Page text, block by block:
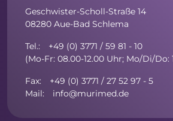
Geschwister-Scholl-Straße 14
08280 Aue-Bad Schlema
Tel.: +49 (0) 3771 / 59 81 - 10
(Mo-Fr: 08.00-12.00 Uhr; Mo/Di/Do:
Fax: +49 (0) 3771 / 27 52 97 - 5
Mail: info@murimed.de